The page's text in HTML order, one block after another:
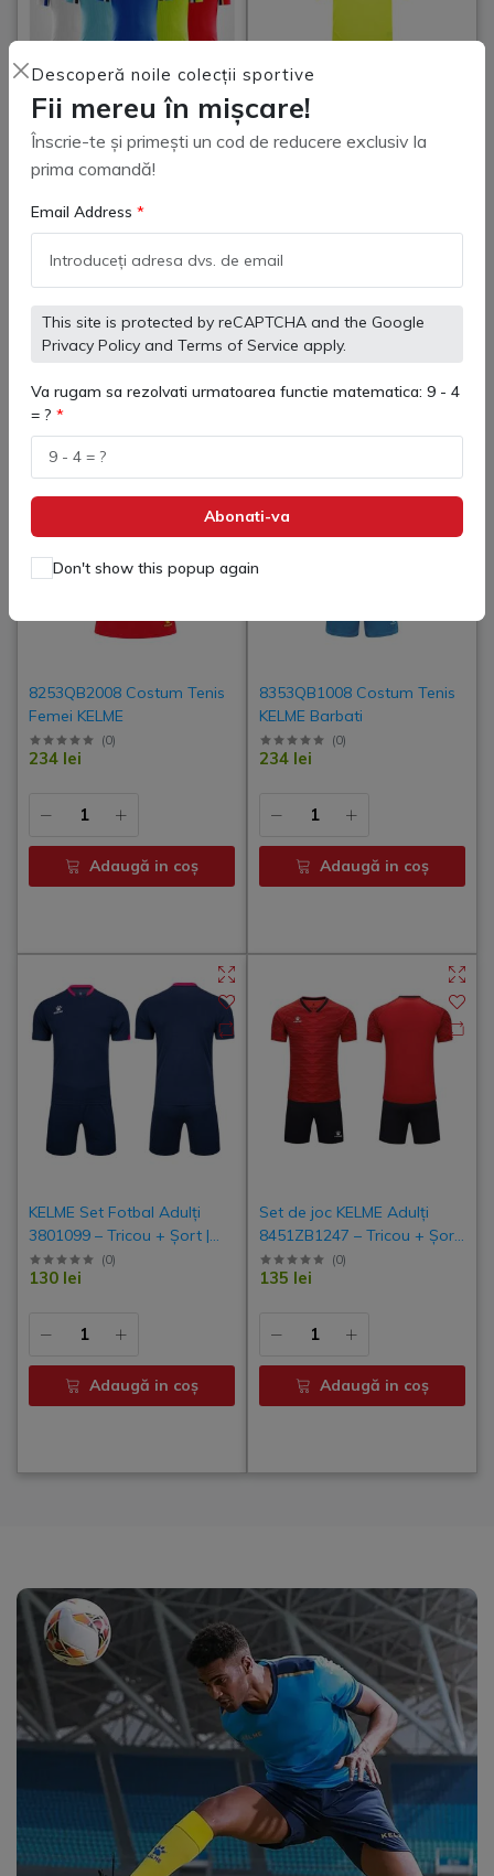
Descoperă noile colecții sportive
Fii mereu în mișcare!
Înscrie-te și primești un cod de reducere exclusiv la
prima comandă!
Email Address
This site is protected by reCAPTCHA and the Google
Privacy Policy and Terms of Service apply.
Va rugam sa rezolvati urmatoarea functie matematica: 9 - 4
= ?
Abonati-va
Don't show this popup again
Set de joc Adulți KELME
| Uniforme Fotbal Vară,
Personalizat, Echipament
Sport Echipe & Cluburi
( 0)
130 lei
Adaugă in coş
Personalizat, Echipament
Sportiv Echipe & Școli
110 lei
Adaugă in coş
8253QB2008 Costum Tenis
Femei KELME
(0)
234 lei
Adaugă in coş
8353QB1008 Costum Tenis
KELME Barbati
(0)
234 lei
Adaugă in coş
KELME Set Fotbal Adulți
3801099 – Tricou + Șort |
Uniforme Fotbal Vară,
Costum Antrenament
Sport Echipe & Cluburi
(0)
130 lei
Adaugă in coş
Set de joc KELME Adulți
8451ZB1247 – Tricou + Șort
| Uniforme Fotbal Vară,
Costum Antrenament
Sport Echipe & Cluburi
(0)
135 lei
Adaugă in coş